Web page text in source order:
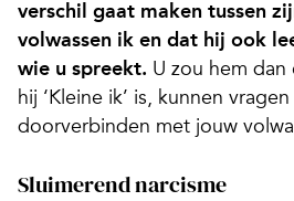
verschil gaat maken tussen
volwassen ik en dat hij ook
wie u spreekt. U zou hem
hij ‘Kleine ik’ is, kunnen
doorverbinden met jouw
Sluimerend narcisme